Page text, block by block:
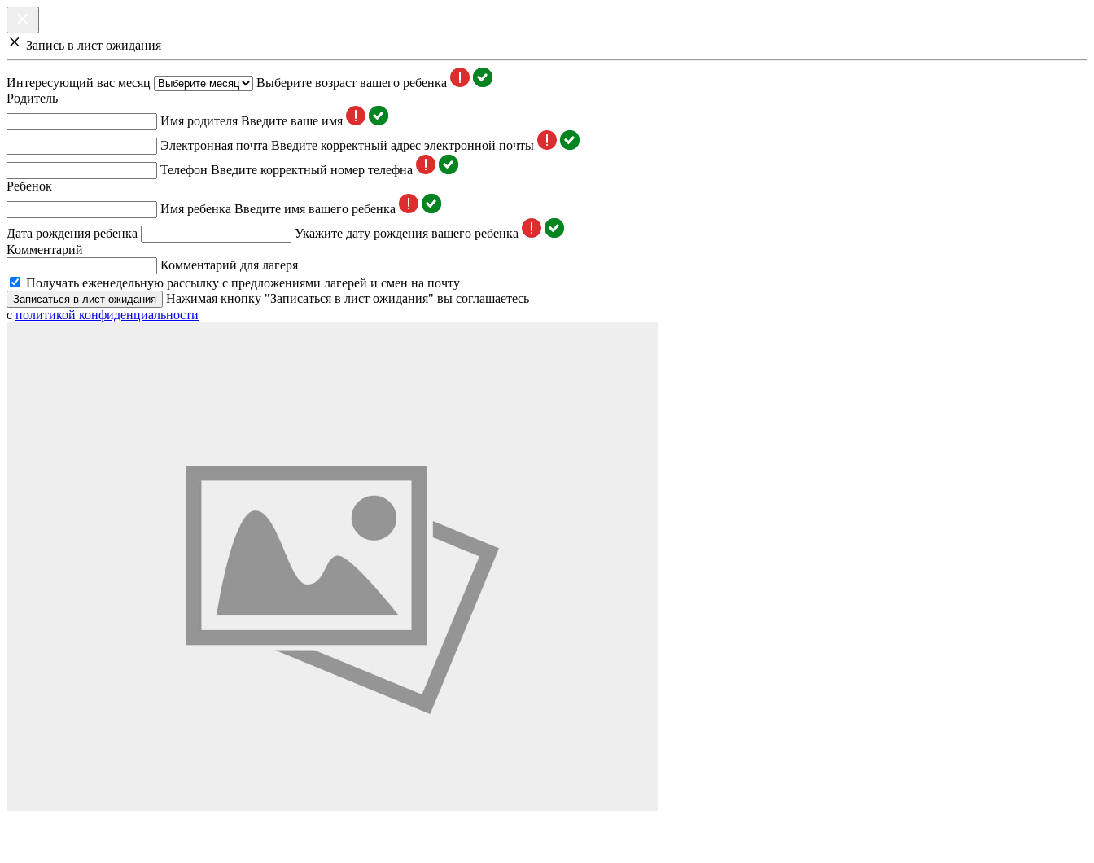
Запись в лист ожидания
Интересующий вас месяц
Выберите возраст вашего ребенка
Родитель
Имя родителя Введите ваше имя
Электронная почта Введите корректный адрес электронной почты
Телефон Введите корректный номер телефна
Ребенок
Имя ребенка Введите имя вашего ребенка
Дата рождения ребенка
Укажите дату рождения вашего ребенка
Комментарий
Комментарий для лагеря
Получать еженедельную рассылку с предложениями лагерей и смен на почту
Записаться в лист ожидания
Нажимая кнопку "Записаться в лист ожидания" вы соглашаетесь
с политикой конфиденциальности